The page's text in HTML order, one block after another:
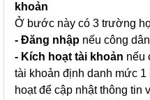
khoản
Ở bước này có 3 trường
- Đăng nhập nếu công
- Kích hoạt tài khoản nếu
tài khoản định danh mức
hoạt để cập nhật thông tin